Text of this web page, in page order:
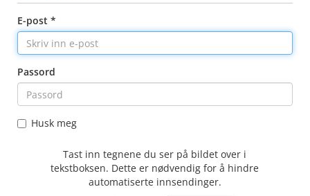
E-post *
Passord
Husk meg
Tast inn tegnene du ser på bildet over i
tekstboksen. Dette er nødvendig for å hindre
automatiserte innsendinger.